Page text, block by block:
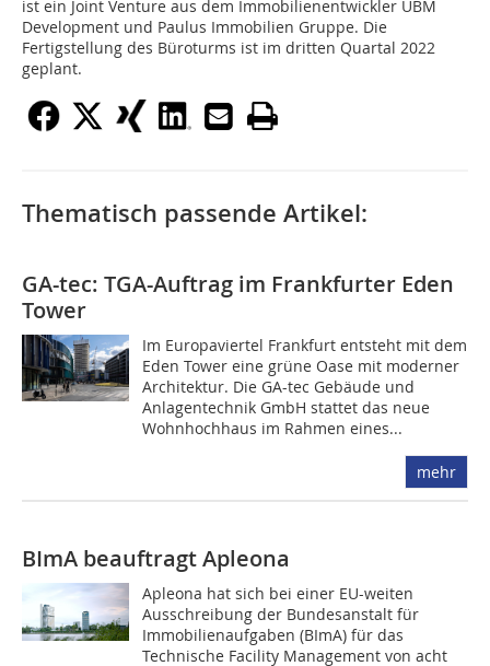
ist ein Joint Venture aus dem Immobilienentwickler UBM
Development und Paulus Immobilien Gruppe. Die
Fertigstellung des Büroturms ist im dritten Quartal 2022
geplant.
Thematisch passende Artikel:
GA-tec: TGA-Auftrag im Frankfurter Eden
Tower
Im Europaviertel Frankfurt entsteht mit dem
Eden Tower eine grüne Oase mit moderner
Architektur. Die GA-tec Gebäude und
Anlagentechnik GmbH stattet das neue
Wohnhochhaus im Rahmen eines...
mehr
BImA beauftragt Apleona
Apleona hat sich bei einer EU-weiten
Ausschreibung der Bundesanstalt für
Immobilienaufgaben (BImA) für das
Technische Facility Management von acht